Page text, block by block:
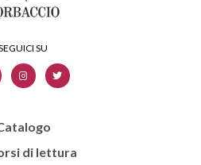
di lettura